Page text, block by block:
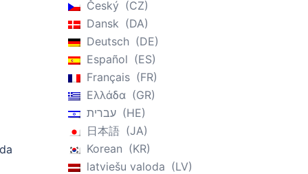
Český
CZ
Dansk
DA
Deutsch
DE
Español
ES
Français
FR
Ελλάδα
GR
עברית
HE
日本語
JA
Korean
KR
latviešu valoda
LV